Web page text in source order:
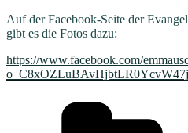
Auf der Facebook-Seite der
gibt es die Fotos dazu:
https://www.facebook.com/